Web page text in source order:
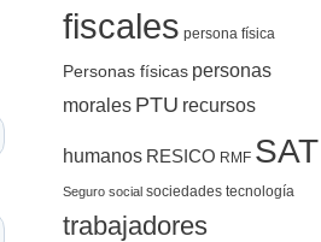
fiscales persona física
Personas físicas personas
morales PTU recursos
humanos RESICO RMF SAT
Seguro social sociedades tecnología
trabajadores